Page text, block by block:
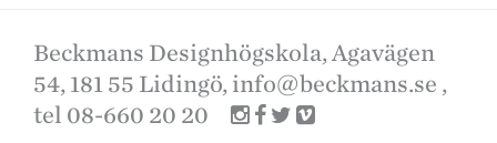
Beckmans Designhögskola, Agavägen
54, 181 55 Lidingö, info@beckmans.se ,
tel 08-660 20 20